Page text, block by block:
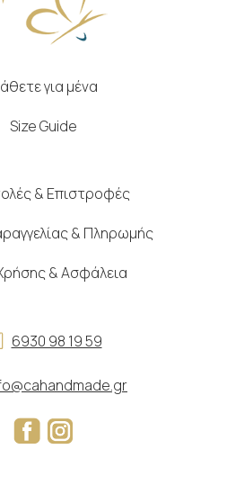
για μένα
Size Guide
& Επιστροφές
& Πληρωμής
& Ασφάλεια
6930 98 19 59